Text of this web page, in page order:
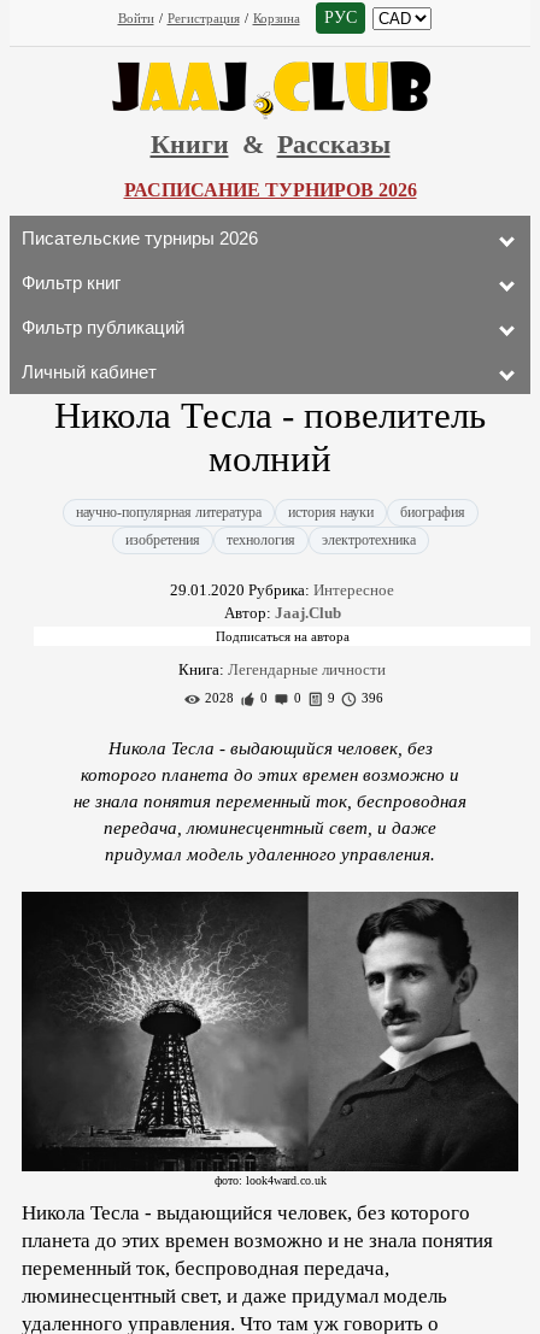
Войти / Регистрация / Корзина РУС
Книги & Рассказы
РАСПИСАНИЕ ТУРНИРОВ 2026
Писательские турниры 2026
Фильтр книг
Фильтр публикаций
Личный кабинет
Никола Тесла - повелитель
молний
научно-популярная литература история науки
биография
изобретения
технология электротехника
29.01.2020 Рубрика: Интересное
Автор: Jaaj.Club
Книга: Легендарные личности
2028 0 0 9 396
Никола Тесла - выдающийся человек, без
которого планета до этих времен возможно и
не знала понятия переменный ток, беспроводная
передача, люминесцентный свет, и даже
придумал модель удаленного управления.
фото: look4ward.co.uk
Никола Тесла - выдающийся человек, без которого
планета до этих времен возможно и не знала понятия
переменный ток, беспроводная передача,
люминесцентный свет, и даже придумал модель
удаленного управления. Что там уж говорить о